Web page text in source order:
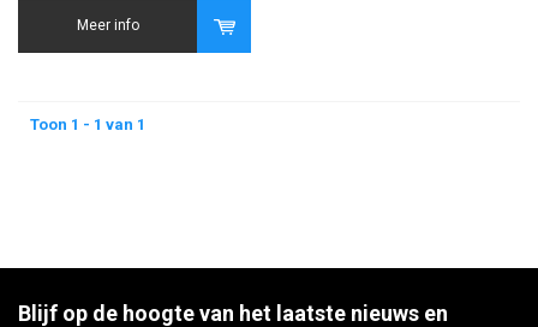
Meer info
Toon 1 - 1 van 1
Blijf op de hoogte van het laatste nieuws en